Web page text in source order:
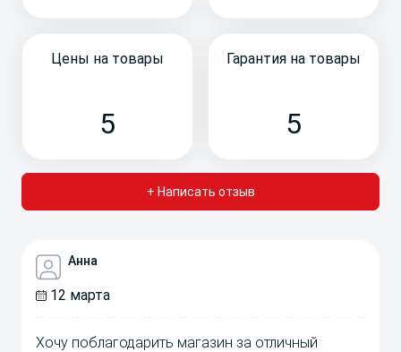
+ Написать отзыв
Цены на товары
5
Гарантия на товары
5
Анна
12 марта
Хочу поблагодарить магазин за отличный